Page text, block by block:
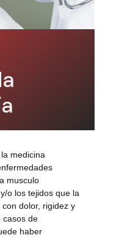
medicina
musculo
o los tejidos que la
dolor, rigidez y
casos de
haber